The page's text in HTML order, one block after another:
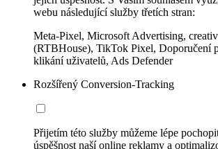
webu následující služby třetích stran:
Meta-Pixel, Microsoft Advertising,
(RTBHouse), TikTok Pixel, Doporučení
klikání uživatelů, Ads Defender
Rozšířený Conversion-Tracking
Přijetím této služby můžeme lépe
úspěšnost naší online reklamy a